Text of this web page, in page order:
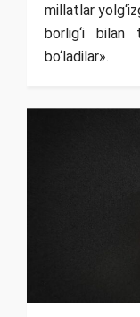
millatlar
borlig‘i bilan
bo‘ladilar».